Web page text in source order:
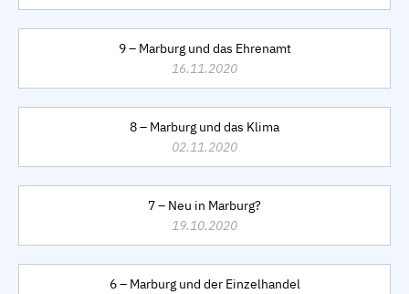
9 – Marburg und das Ehrenamt
16.11.2020
8 – Marburg und das Klima
02.11.2020
7 – Neu in Marburg?
19.10.2020
6 – Marburg und der Einzelhandel